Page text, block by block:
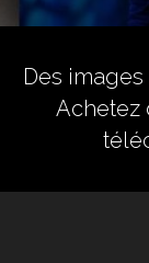
Des
Achetez